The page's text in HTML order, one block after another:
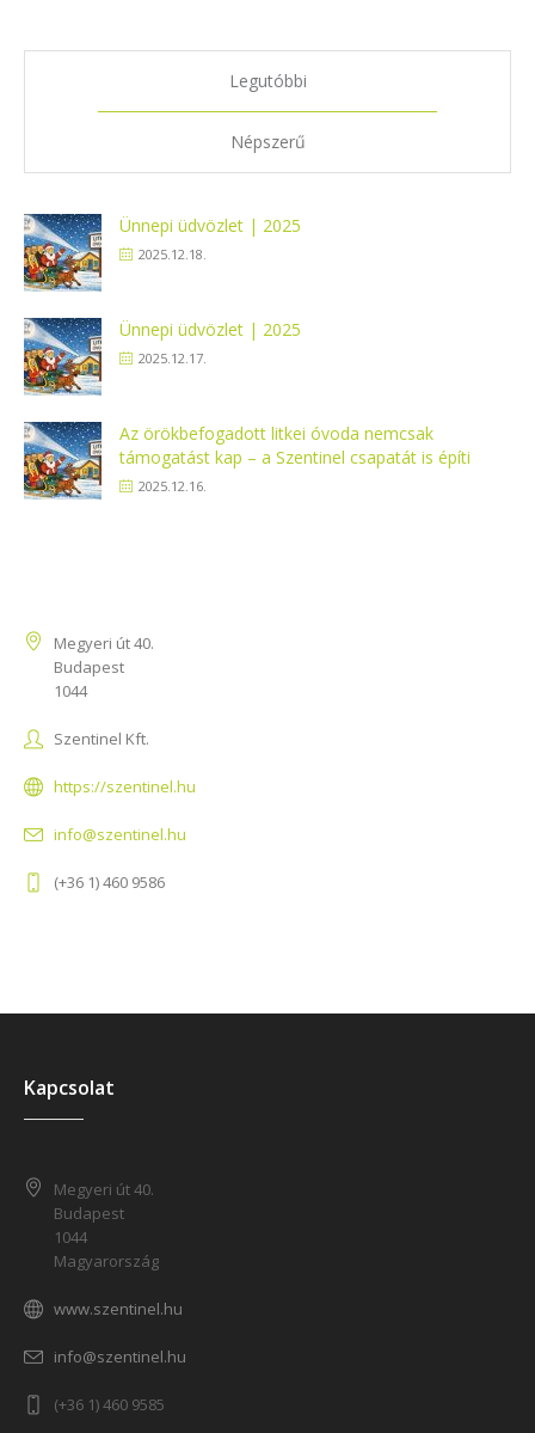
Legutóbbi
Népszerű
Ünnepi üdvözlet | 2025
2025.12.18.
Ünnepi üdvözlet | 2025
2025.12.17.
Az örökbefogadott litkei óvoda nemcsak
támogatást kap – a Szentinel csapatát is építi
2025.12.16.
Megyeri út 40.
Budapest
1044
Szentinel Kft.
https://szentinel.hu
info@szentinel.hu
(+36 1) 460 9586
Kapcsolat
Megyeri út 40.
Budapest
1044
Magyarország
www.szentinel.hu
info@szentinel.hu
(+36 1) 460 9585